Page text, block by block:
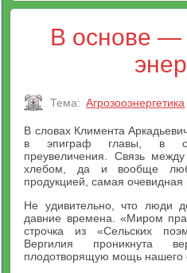
В основе —
Тема: Агрозооэнергетика
В словах Климента
в эпиграф главы, в
преувеличения. Связь
хлебом, да и вообще
продукцией, самая очевидная
Не удивительно, что люди
давние времена. «Миром
строчка из «Сельских
Вергилия проникнута
плодотворящую мощь нашего